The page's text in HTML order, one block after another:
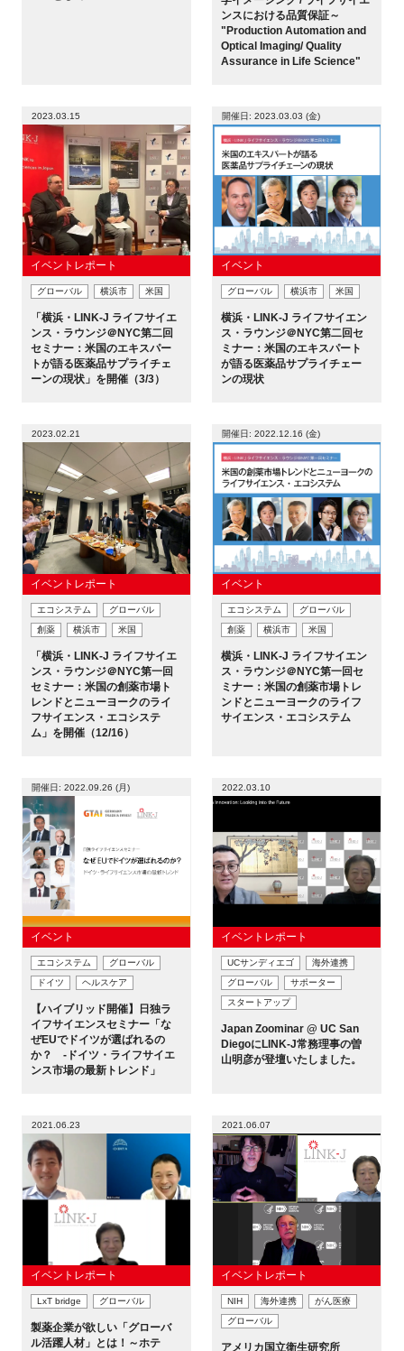
ンスにおける品質保証～
"Production Automation and
Optical Imaging/ Quality
Assurance in Life Science"
2023.03.15
イベントレポート
グローバル 横浜市 米国
「横浜・LINK-J ライフサイエ
ンス・ラウンジ＠NYC第二回
セミナー：米国のエキスパー
トが語る医薬品サプライチェ
ーンの現状」を開催（3/3）
開催日: 2023.03.03 (金)
イベント
グローバル 横浜市 米国
横浜・LINK-J ライフサイエン
ス・ラウンジ＠NYC第二回セ
ミナー：米国のエキスパート
が語る医薬品サプライチェー
ンの現状
2023.02.21
イベントレポート
エコシステム
グローバル
創薬
横浜市 米国
「横浜・LINK-J ライフサイエ
ンス・ラウンジ＠NYC第一回
セミナー：米国の創薬市場ト
レンドとニューヨークのライ
フサイエンス・エコシステ
ム」を開催（12/16）
開催日: 2022.12.16 (金)
イベント
エコシステム
グローバル
創薬
横浜市 米国
横浜・LINK-J ライフサイエン
ス・ラウンジ＠NYC第一回セ
ミナー：米国の創薬市場トレ
ンドとニューヨークのライフ
サイエンス・エコシステム
開催日: 2022.09.26 (月)
イベント
エコシステム
グローバル
ドイツ
ヘルスケア
【ハイブリッド開催】日独ラ
イフサイエンスセミナー「な
ぜEUでドイツが選ばれるの
か？ -ドイツ・ライフサイエ
ンス市場の最新トレンド」
2022.03.10
イベントレポート
UCサンディエゴ
海外連携
グローバル
サポーター
スタートアップ
Japan Zoominar @ UC San
DiegoにLINK-J常務理事の曽
山明彦が登壇いたしました。
2021.06.23
イベントレポート
LxT bridge グローバル
製薬企業が欲しい「グローバ
ル活躍人材」とは！～ホテ
2021.06.07
イベントレポート
NIH 海外連携
がん医療
グローバル
アメリカ国立衛生研究所